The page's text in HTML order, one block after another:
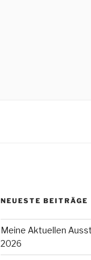
NEUESTE BEITRÄGE
Meine Aktuellen
2026